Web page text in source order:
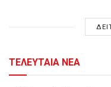
ΤΕΛΕΥΤΑΙΑ ΝΕΑ